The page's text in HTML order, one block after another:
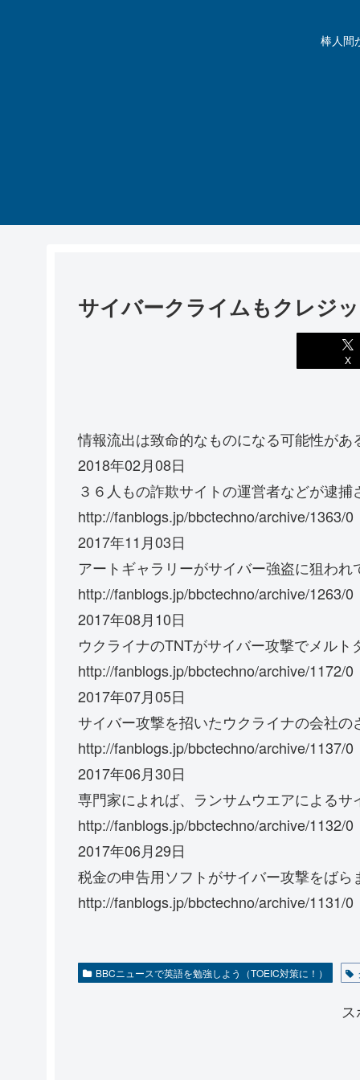
棒人間
サイバークライムもクレジ
X
情報流出は致命的なものになる可能性があ
2018年02月08日
３６人もの詐欺サイトの運営者などが逮捕
http://fanblogs.jp/bbctechno/archive/1363/0
2017年11月03日
アートギャラリーがサイバー強盗に狙われ
http://fanblogs.jp/bbctechno/archive/1263/0
2017年08月10日
ウクライナのTNTがサイバー攻撃でメルト
http://fanblogs.jp/bbctechno/archive/1172/0
2017年07月05日
サイバー攻撃を招いたウクライナの会社
http://fanblogs.jp/bbctechno/archive/1137/0
2017年06月30日
専門家によれば、ランサムウエアによる
http://fanblogs.jp/bbctechno/archive/1132/0
2017年06月29日
税金の申告用ソフトがサイバー攻撃をば
http://fanblogs.jp/bbctechno/archive/1131/0
BBCニュースで英語を勉強しよう（TOEIC対策に！）